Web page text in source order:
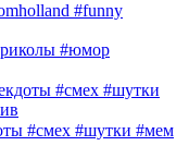
#funny
#юмор
#смех #шутки
#смех #шутки #мем